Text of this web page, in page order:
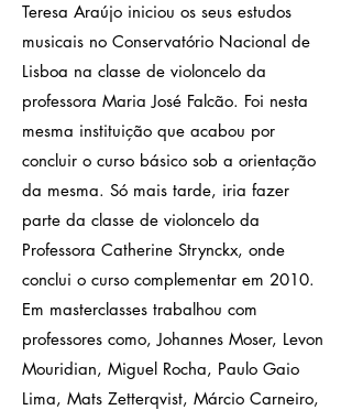
Teresa Araújo iniciou os seus estudos
musicais no Conservatório Nacional de
Lisboa na classe de violoncelo da
professora Maria José Falcão. Foi nesta
mesma instituição que acabou por
concluir o curso básico sob a orientação
da mesma. Só mais tarde, iria fazer
parte da classe de violoncelo da
Professora Catherine Strynckx, onde
conclui o curso complementar em 2010.
Em masterclasses trabalhou com
professores como, Johannes Moser, Levon
Mouridian, Miguel Rocha, Paulo Gaio
Lima, Mats Zetterqvist, Márcio Carneiro,